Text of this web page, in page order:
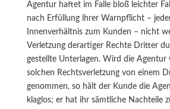
Agentur haftet im Falle bloß leichter
nach Erfüllung ihrer Warnpflicht –
Innenverhältnis zum Kunden – nicht
Verletzung derartiger Rechte Dritter
gestellte Unterlagen. Wird die Agentur
solchen Rechtsverletzung von einem
genommen, so hält der Kunde die
klaglos; er hat ihr sämtliche Nachteile